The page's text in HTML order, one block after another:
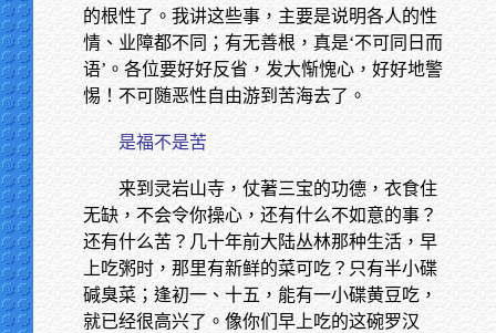
的根性了。我讲这些事，主要是说明各人的性
情、业障都不同；有无善根，真是‘不可同日而
语’。各位要好好反省，发大惭愧心，好好地警
惕！不可随恶性自由游到苦海去了。
是福不是苦
来到灵岩山寺，仗著三宝的功德，衣食住
无缺，不会令你操心，还有什么不如意的事？
还有什么苦？几十年前大陆丛林那种生活，早
上吃粥时，那里有新鲜的菜可吃？只有半小碟
碱臭菜；逢初一、十五，能有一小碟黄豆吃，
就已经很高兴了。像你们早上吃的这碗罗汉